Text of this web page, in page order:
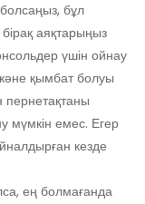
болсаңыз, бұл
аяқтарыңыз
үшін ойнау
қымбат болуы
пернетақтаны
мүмкін емес. Егер
кезде
ең болмағанда